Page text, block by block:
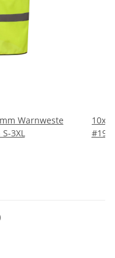
Warnweste
3XL
10x
#190